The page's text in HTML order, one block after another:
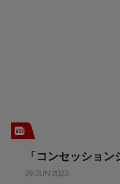
「コンセッション
29 JUN 2023